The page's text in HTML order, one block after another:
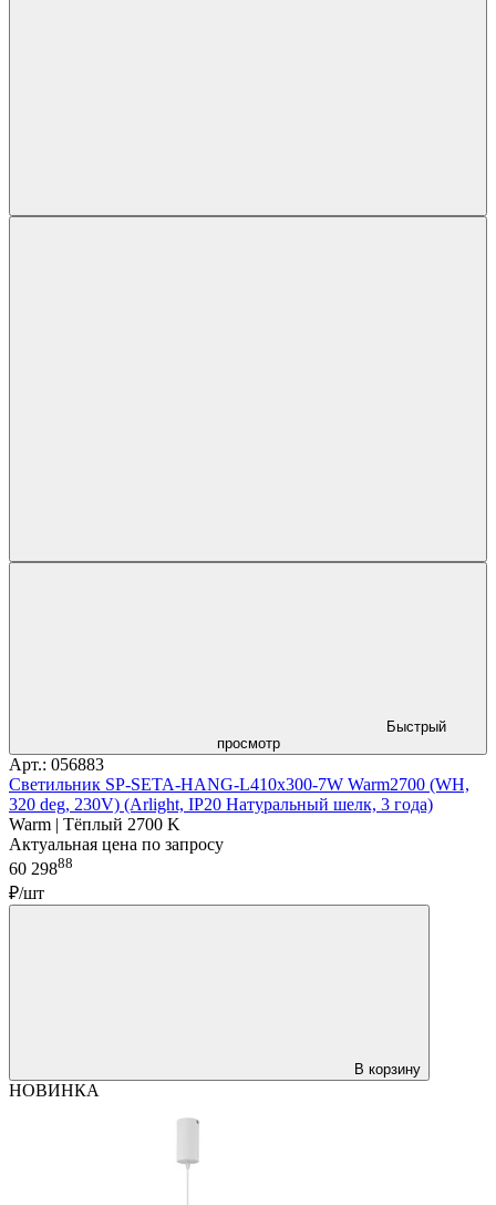
Быстрый
просмотр
Арт.: 056883
Светильник SP-SETA-HANG-L410х300-7W Warm2700 (WH,
320 deg, 230V) (Arlight, IP20 Натуральный шелк, 3 года)
Warm | Тёплый 2700 K
Актуальная цена по запросу
60 29888
₽/шт
В корзину
НОВИНКА